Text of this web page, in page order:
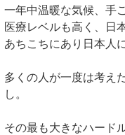
一年中温暖な気候、手
医療レベルも高く、日
あちこちにあり日本人
多くの人が一度は考え
し。
その最も大きなハード